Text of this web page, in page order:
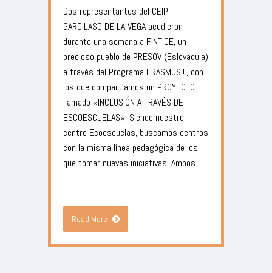
Dos representantes del CEIP
GARCILASO DE LA VEGA acudieron
durante una semana a FINTICE, un
precioso pueblo de PRESOV (Eslovaquia)
a través del Programa ERASMUS+, con
los que compartíamos un PROYECTO
llamado «INCLUSIÓN A TRAVÉS DE
ESCOESCUELAS». Siendo nuestro
centro Ecoescuelas, buscamos centros
con la misma línea pedagógica de los
que tomar nuevas iniciativas. Ambos
[…]
Read More